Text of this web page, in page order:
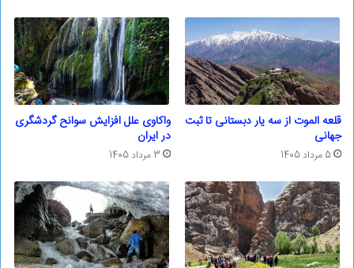
قلعه الموت از سه یار دبستانی تا ثبت
جهانی
5 مرداد 1405
واکاوی علل افزایش سوانح گردشگری
در ایران
3 مرداد 1405